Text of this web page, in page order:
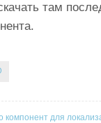
там
компонент для